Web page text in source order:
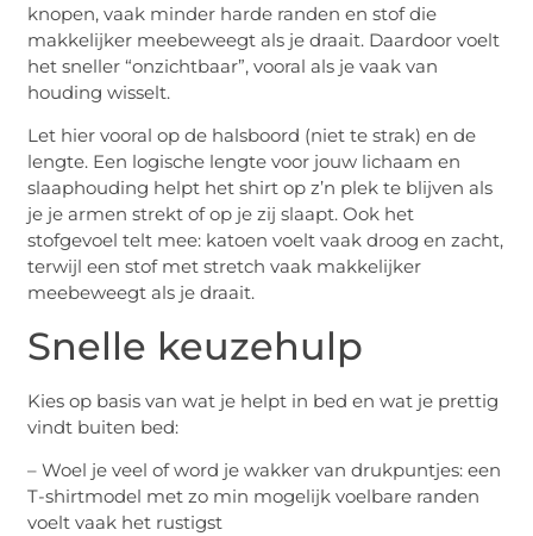
knopen, vaak minder harde randen en stof die
makkelijker meebeweegt als je draait. Daardoor voelt
het sneller “onzichtbaar”, vooral als je vaak van
houding wisselt.
Let hier vooral op de halsboord (niet te strak) en de
lengte. Een logische lengte voor jouw lichaam en
slaaphouding helpt het shirt op z’n plek te blijven als
je je armen strekt of op je zij slaapt. Ook het
stofgevoel telt mee: katoen voelt vaak droog en zacht,
terwijl een stof met stretch vaak makkelijker
meebeweegt als je draait.
Snelle keuzehulp
Kies op basis van wat je helpt in bed en wat je prettig
vindt buiten bed:
– Woel je veel of word je wakker van drukpuntjes: een
T-shirtmodel met zo min mogelijk voelbare randen
voelt vaak het rustigst